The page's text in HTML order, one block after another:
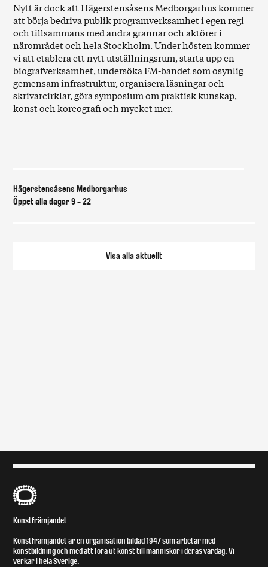
Hägerstensåsens Medborgarhus
Öppet alla dagar 9 - 22
Visa allaaktuellt
Nytt är dock att Hägerstensåsens Medborgarhus kommer
att börja bedriva publik programverksamhet i egen regi
och tillsammans med andra grannar och aktörer i
närområdet och hela Stockholm. Under hösten kommer
vi att etablera ett nytt utställningsrum, starta upp en
biografverksamhet, undersöka FM-bandet som osynlig
gemensam infrastruktur, organisera läsningar och
skrivarcirklar, göra symposium om praktisk kunskap,
konst och koreografi och mycket mer.
B
Konstfrämjandet
Konstfrämjandet är en organisation bildad 1947 som arbetar med
konstbildning och med att föra ut konst till människor i deras vardag. Vi
verkar i hela Sverige.